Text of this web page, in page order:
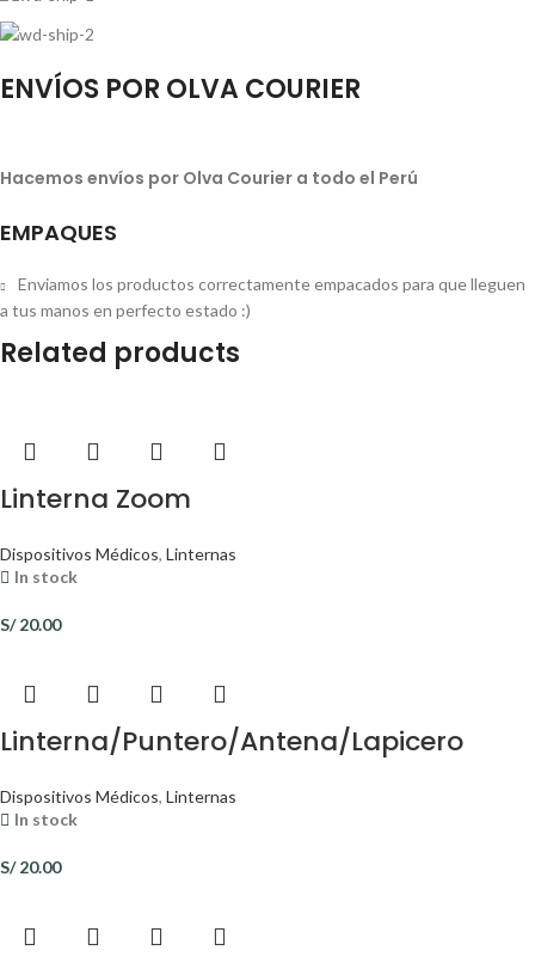
ENVÍOS POR OLVA COURIER
Hacemos envíos por Olva Courier a todo el Perú
EMPAQUES
Enviamos los productos correctamente empacados para que lleguen
a tus manos en perfecto estado :)
Related products
Linterna Zoom
Dispositivos Médicos, Linternas
In stock
S/20.00
Linterna/Puntero/Antena/Lapicero
Dispositivos Médicos, Linternas
In stock
S/20.00